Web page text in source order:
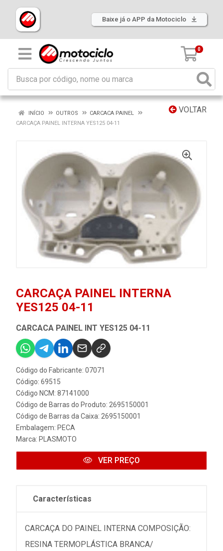
Baixe já o APP da Motociclo
0
VOLTAR
INÍCIO OUTROS
CARCACA PAINEL
CARCAÇA PAINEL INTERNA YES125 04-11
CARCAÇA PAINEL INTERNA
YES125 04-11
CARCACA PAINEL INT YES125 04-11
Código do Fabricante: 07071
Código: 69515
Código NCM: 87141000
Código de Barras do Produto: 2695150001
Código de Barras da Caixa: 2695150001
Embalagem: PECA
Marca: PLASMOTO
VER PREÇO
Características
CARCAÇA DO PAINEL INTERNA COMPOSIÇÃO:
RESINA TERMOPLÁSTICA BRANCA/